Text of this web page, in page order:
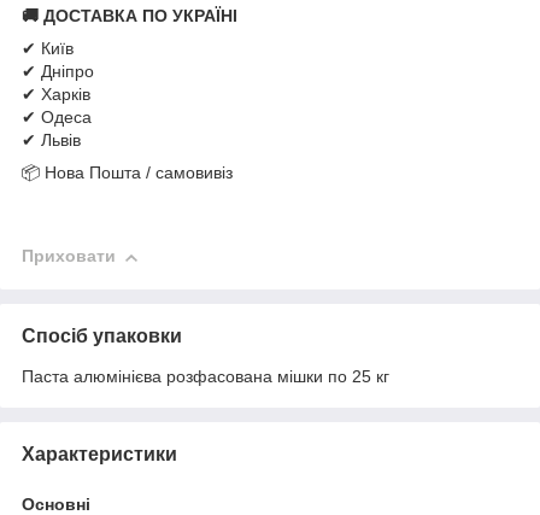
🚚 ДОСТАВКА ПО УКРАЇНІ
✔ Київ
✔ Дніпро
✔ Харків
✔ Одеса
✔ Львів
📦 Нова Пошта / самовивіз
Приховати
Спосіб упаковки
Паста алюмінієва розфасована мішки по 25 кг
Характеристики
Основні